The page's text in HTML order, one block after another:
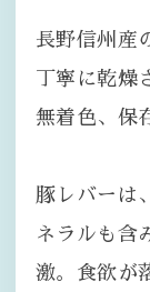
長野信州産
丁寧に乾燥
無着色、保
豚レバーは
ネラルも含
激。食欲が